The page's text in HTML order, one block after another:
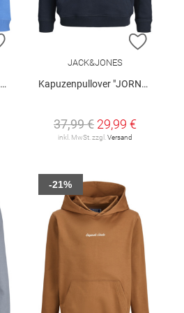
ZUR WUNSCHLISTE HINZUFÜGEN
ZUR
JACK&JONES
Kapuzenpullover "JORNORREBRO"
37,99 € 29,99 €
inkl. MwSt. zzgl.Versand
-21%